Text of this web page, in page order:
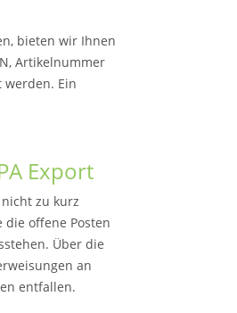
bieten wir Ihnen
Artikelnummer
Ein
Export
zu kurz
offene Posten
Über die
an
entfallen.